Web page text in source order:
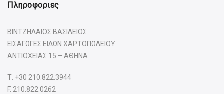
Πληροφοριες
ΒΙΝΤΖΗΛΑΙΟΣ ΒΑΣΙΛΕΙΟΣ
ΕΙΣΑΓΩΓΕΣ ΕΙΔΩΝ ΧΑΡΤΟΠΩΛΕΙΟΥ
ΑΝΤΙΟΧΕΙΑΣ 15 – ΑΘΗΝΑ
Τ. +30 210.822.3944
F. 210.822.0262